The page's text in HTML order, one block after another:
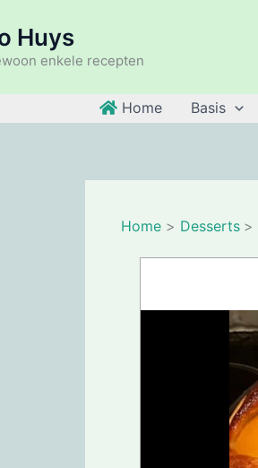
Huys
enkele recepten
Home Basis
Home Desserts